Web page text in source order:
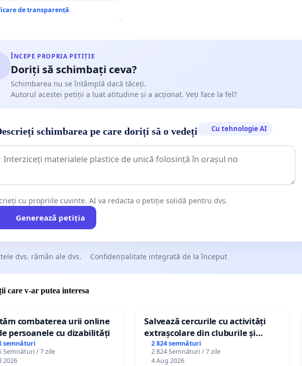
de transparență
ÎNCEPE PROPRIA PETIȚIE
Doriți să schimbați ceva?
Schimbarea nu se întâmplă dacă tăceți.
Autorul acestei petiții a luat atitudine și a acționat. Veți face la fel?
schimbarea pe care doriți să o vedeți Cu tehnologie AI
cu propriile cuvinte. AI va redacta o petiție solidă pentru dvs.
Generează petiția
dvs. rămân ale dvs. Confidențialitate integrată de la început
care v-ar putea interesa
combaterea urii online
persoanele cu dizabilități
semnături
Semnături / 7 zile
2026
Salvează cercurile cu activități
extrașcolare din cluburile și
palatele copiilor
2 824 semnături
2 824 Semnături / 7 zile
4 Aug 2026